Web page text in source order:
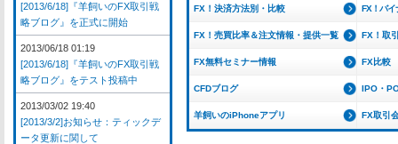
FX！決済方法別・比較 FX！バイ
FX！売買比率＆注文情報・提供一覧 FX！取
FX無料セミナー情報 FX比較
CFDブログ IPO・
羊飼いのiPhoneアプリ FX取引
[2013/6/18]『羊飼いのFX取引戦
略ブログ』を正式に開始
2013/06/18 01:19
[2013/6/18]『羊飼いのFX取引戦
略ブログ』をテスト投稿中
2013/03/02 19:40
[2013/3/2]お知らせ：ティックデ
ータ更新に関して